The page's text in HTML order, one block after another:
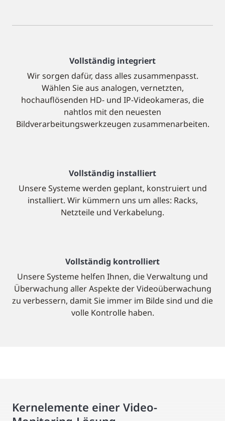
Vollständig integriert
Wir sorgen dafür, dass alles zusammenpasst.
Wählen Sie aus analogen, vernetzten,
hochauflösenden HD- und IP-Videokameras, die
nahtlos mit den neuesten
Bildverarbeitungswerkzeugen zusammenarbeiten.
Vollständig installiert
Unsere Systeme werden geplant, konstruiert und
installiert. Wir kümmern uns um alles: Racks,
Netzteile und Verkabelung.
Vollständig kontrolliert
Unsere Systeme helfen Ihnen, die Verwaltung und
Überwachung aller Aspekte der Videoüberwachung
zu verbessern, damit Sie immer im Bilde sind und die
volle Kontrolle haben.
Kernelemente einer Video-